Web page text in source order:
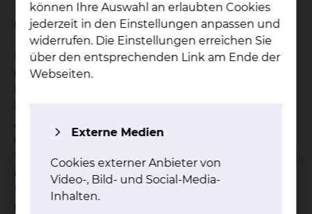
Ursachen
Es gibt viele Ursachen, die eine
Glaskörperentfernung erforderlich machen.
Augeninneren, bei Fremdkörpern im Glaskörper
oder bei sehr starken Glaskörpertrübungen.
Entzündungen im Glaskörper entstehen wenn bei
einer Augenoperation ein Keim ins Auge gelangt.
Ursachen für Blutungen sind z.B.
Gefäßveränderungen die im Auge entstehen,
können Ihre Auswahl an erlaubten Cookies
jederzeit in den Einstellungen anpassen und
widerrufen. Die Einstellungen erreichen Sie
über den entsprechenden Link am Ende der
Webseiten.
Externe Medien
Cookies externer Anbieter von
Video-, Bild- und Social-Media-
Inhalten.